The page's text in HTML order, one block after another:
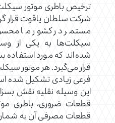
ترخیص باطری موتور
شرکت سلطان یاقوت قرار
مستمر در کشور ما
سیکلت‌ها به یکی از
شده‌اند که مورد استفاده
قرار می‌گیرد. هر موتور
فرعی زیادی تشکیل شده
این وسیله نقلیه نقش
قطعات ضروری، باطری
قطعات مصرفی آن به